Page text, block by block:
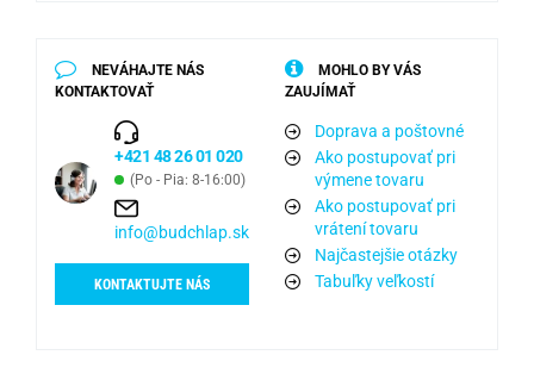
NEVÁHAJTE NÁS
KONTAKTOVAŤ
+421 48 26 01 020
(Po - Pia: 8-16:00)
info@budchlap.sk
KONTAKTUJTE NÁS
MOHLO BY VÁS
ZAUJÍMAŤ
Doprava a poštovné
Ako postupovať pri
výmene tovaru
Ako postupovať pri
vrátení tovaru
Najčastejšie otázky
Tabuľky veľkostí